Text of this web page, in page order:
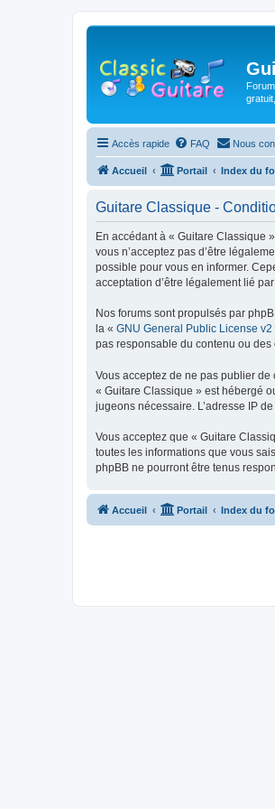
Accès rapide FAQ Nous
Accueil Portail Index du
Guitare Classique -
En accédant à « Guitare Classique
vous n’acceptez pas d’être
possible pour vous en informer.
acceptation d’être légalement lié
Nos forums sont propulsés par
la « GNU General Public License v2
pas responsable du contenu ou
Vous acceptez de ne pas publier
« Guitare Classique » est hébergé
jugeons nécessaire. L’adresse IP
Vous acceptez que « Guitare
toutes les informations que vous
phpBB ne pourront être tenus
Accueil Portail Index du